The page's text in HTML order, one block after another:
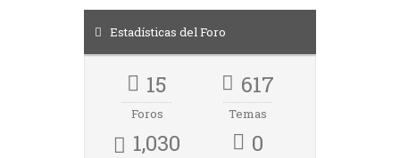
Estadísticas del Foro
15
Foros
617
Temas
1,030 0